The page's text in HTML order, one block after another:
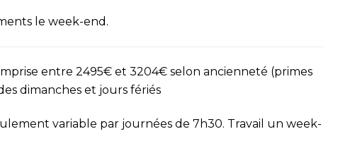
le week-end.
entre 2495€ et 3204€ selon ancienneté (primes
dimanches et jours fériés
variable par journées de 7h30. Travail un week-